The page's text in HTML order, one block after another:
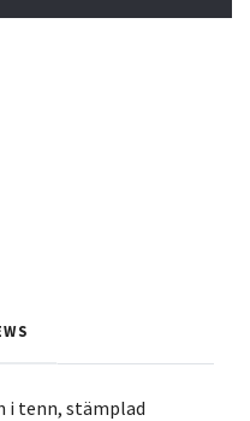
i tenn, stämplad